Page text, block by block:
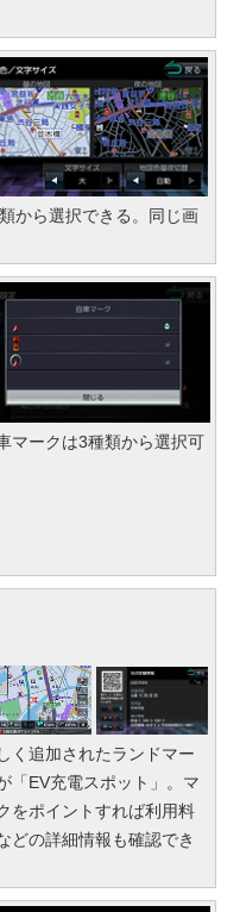
から選択できる。同じ画
マークは3種類から選択可
く追加されたランドマー
「EV充電スポット」。マ
をポイントすれば利用料
どの詳細情報も確認でき